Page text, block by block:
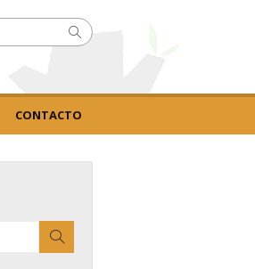
Buscar
CONTACTO